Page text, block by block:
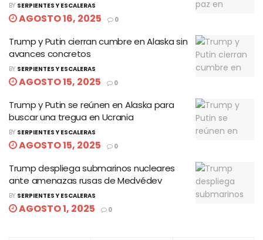
BY SERPIENTES Y ESCALERAS
AGOSTO 16, 2025 0
Trump y Putin cierran cumbre en Alaska sin
avances concretos
BY SERPIENTES Y ESCALERAS
AGOSTO 15, 2025 0
Trump y Putin se reúnen en Alaska para
buscar una tregua en Ucrania
BY SERPIENTES Y ESCALERAS
AGOSTO 15, 2025 0
Trump despliega submarinos nucleares
ante amenazas rusas de Medvédev
BY SERPIENTES Y ESCALERAS
AGOSTO 1, 2025 0